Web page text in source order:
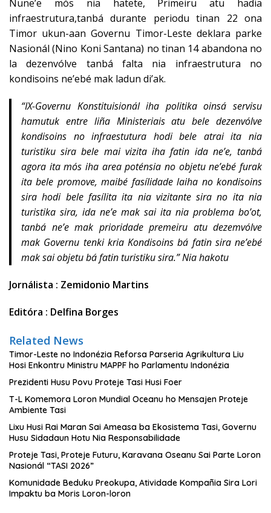
Nune’e mós nia hatete, Primeiru atu hadia
infraestrutura,tanbá durante periodu tinan 22 ona
Timor ukun-aan Governu Timor-Leste deklara parke
Nasionál (Nino Koni Santana) no tinan 14 abandona no
la dezenvólve tanbá falta nia infraestrutura no
kondisoins ne’ebé mak ladun di’ak.
“IX-Governu Konstituisionál iha politika oinsá servisu
hamutuk entre liña Ministeriais atu bele dezenvólve
kondisoins no infraestutura hodi bele atrai ita nia
turistiku sira bele mai vizita iha fatin ida ne’e, tanbá
agora ita mós iha area poténsia no objetu ne’ebé furak
ita bele promove, maibé fasílidade laiha no kondisoins
sira hodi bele fasílita ita nia vizitante sira no ita nia
turistika sira, ida ne’e mak sai ita nia problema bo’ot,
tanbá ne’e mak prioridade premeiru atu dezemvólve
mak Governu tenki kria Kondisoins bá fatin sira ne’ebé
mak sai objetu bá fatin turistiku sira.” Nia hakotu
Jornálista : Zemidonio Martins
Editóra : Delfina Borges
Related News
Timor-Leste no Indonézia Reforsa Parseria Agrikultura Liu
Hosi Enkontru Ministru MAPPF ho Parlamentu Indonézia
Prezidenti Husu Povu Proteje Tasi Husi Foer
T-L Komemora Loron Mundial Oceanu ho Mensajen Proteje
Ambiente Tasi
Lixu Husi Rai Maran Sai Ameasa ba Ekosistema Tasi, Governu
Husu Sidadaun Hotu Nia Responsabilidade
Proteje Tasi, Proteje Futuru, Karavana Oseanu Sai Parte Loron
Nasionál “TASI 2026”
Komunidade Beduku Preokupa, Atividade Kompañia Sira Lori
Impaktu ba Moris Loron-loron